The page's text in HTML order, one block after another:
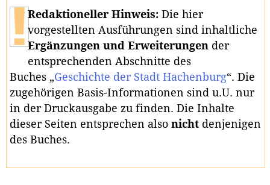
Redaktioneller Hinweis: Die hier
vorgestellten Ausführungen sind inhaltliche
Ergänzungen und Erweiterungen der
entsprechenden Abschnitte des
Buches „Geschichte der Stadt Hachenburg“. Die
zugehörigen Basis-Informationen sind u.U. nur
in der Druckausgabe zu finden. Die Inhalte
dieser Seiten entsprechen also nicht denjenigen
des Buches.